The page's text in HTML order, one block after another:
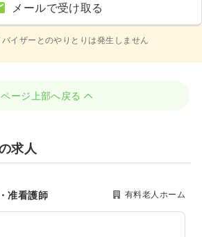
メールで受け取る
イザーとのやりとりは発生しません
ページ上部へ戻る
求人
准看護師 有料老人ホーム